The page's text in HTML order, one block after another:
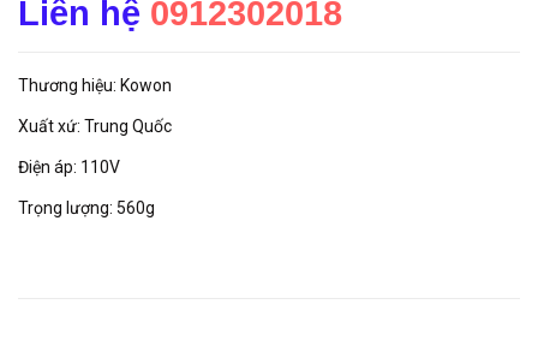
Liên hệ 0912302018
Thương hiệu: Kowon
Xuất xứ: Trung Quốc
Điện áp: 110V
Trọng lượng: 560g